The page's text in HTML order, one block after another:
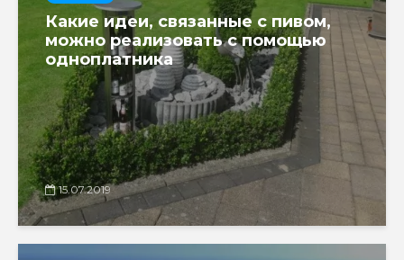
Какие идеи, связанные с пивом,
можно реализовать с помощью
одноплатника
15.07.2019